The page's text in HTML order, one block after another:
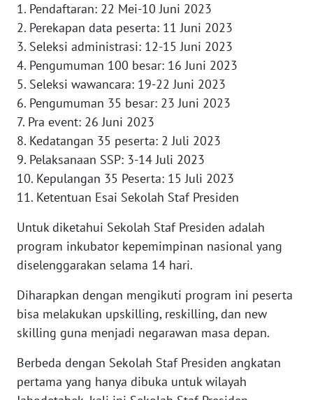
1. Pendaftaran: 22 Mei-10 Juni 2023
2. Perekapan data peserta: 11 Juni 2023
3. Seleksi administrasi: 12-15 Juni 2023
4. Pengumuman 100 besar: 16 Juni 2023
5. Seleksi wawancara: 19-22 Juni 2023
6. Pengumuman 35 besar: 23 Juni 2023
7. Pra event: 26 Juni 2023
8. Kedatangan 35 peserta: 2 Juli 2023
9. Pelaksanaan SSP: 3-14 Juli 2023
10. Kepulangan 35 Peserta: 15 Juli 2023
11. Ketentuan Esai Sekolah Staf Presiden
Untuk diketahui Sekolah Staf Presiden adalah
program inkubator kepemimpinan nasional yang
diselenggarakan selama 14 hari.
Diharapkan dengan mengikuti program ini peserta
bisa melakukan upskilling, reskilling, dan new
skilling guna menjadi negarawan masa depan.
Berbeda dengan Sekolah Staf Presiden angkatan
pertama yang hanya dibuka untuk wilayah
WN
LAMPUNG
WN
JATENG
NUSANTARA
WN
JOGJA
JATIM
WN
WN
KALBAR
KALTENG